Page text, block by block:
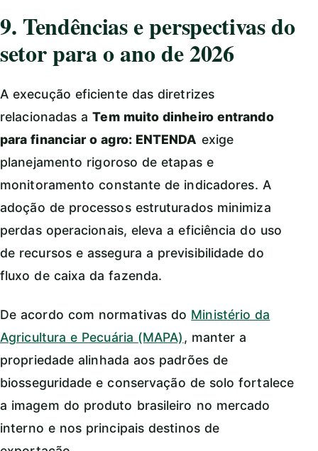
9. Tendências e perspectivas do
setor para o ano de 2026
A execução eficiente das diretrizes
relacionadas aTem muito dinheiro entrando
para financiar o agro: ENTENDA exige
planejamento rigoroso de etapas e
monitoramento constante de indicadores. A
adoção de processos estruturados minimiza
perdas operacionais, eleva a eficiência do uso
de recursos e assegura a previsibilidade do
fluxo de caixa da fazenda.
De acordo com normativas do Ministério da
Agricultura e Pecuária (MAPA), manter a
propriedade alinhada aos padrões de
biosseguridade e conservação de solo fortalece
a imagem do produto brasileiro no mercado
interno e nos principais destinos de